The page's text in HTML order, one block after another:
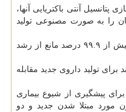
پتانسیل آنتی باكتریایی آنها،
را به صورت مصنوعی تولید
آنها دریافتند این تركیبات شیمیایی تا بیش از ۹۹.۹ درصد مانع از رشد
برای تولید داروی جدید مقابله
پیشگیری از شیوع بیماری
۲۰۱۶ حدود ۱۰ میلیون مورد مبتلا شدن جدید و دو